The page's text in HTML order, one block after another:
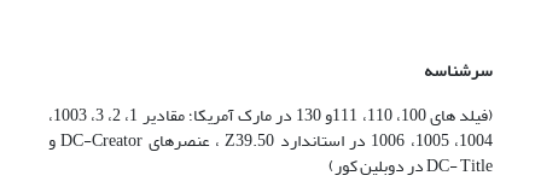
سرشناسه
(فیلد های 100، 110، 111و 130 در مارک آمریکا؛ مقادیر 1، 2، 3، 1003،
1004، 1005، 1006 در استاندارد Z39.50 ، عنصرهای DC-Creator و
DC- Title در دوبلین کور)